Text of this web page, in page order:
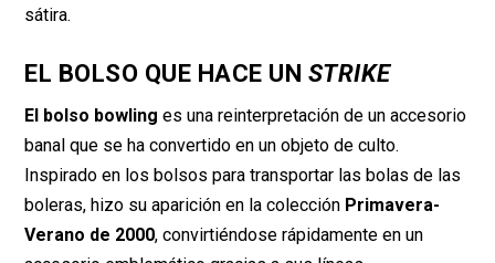
sátira.
EL BOLSO QUE HACE UN STRIKE
El bolso bowling es una reinterpretación de un accesorio
banal que se ha convertido en un objeto de culto.
Inspirado en los bolsos para transportar las bolas de las
boleras, hizo su aparición en la colección Primavera-
Verano de 2000, convirtiéndose rápidamente en un